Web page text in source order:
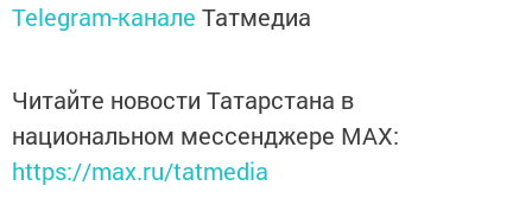
Telegram-канале Татмедиа
Читайте новости Татарстана в
национальном мессенджере MАХ:
https://max.ru/tatmedia